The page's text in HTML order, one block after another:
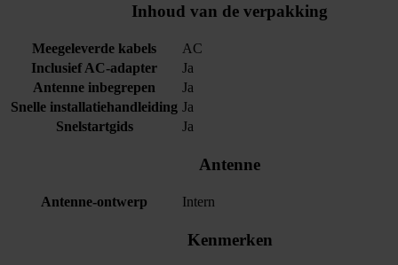
Inhoud van de verpakking
Meegeleverde kabels
AC
Inclusief AC-adapter
Ja
Antenne inbegrepen
Ja
Snelle installatiehandleiding Ja
Snelstartgids
Ja
Antenne
Antenne-ontwerp Intern
Kenmerken